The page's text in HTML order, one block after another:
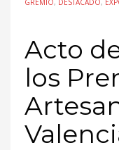
GREMIO, DESTACADO,
Acto
los